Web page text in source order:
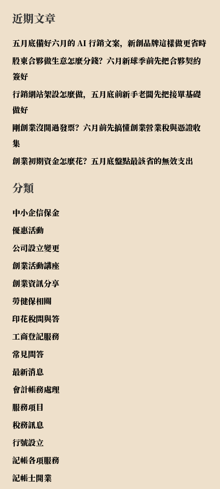
近期文章
五月底備好六月的 AI 行銷文案，新創品牌這樣做更省時
股東合夥做生意怎麼分錢？六月新球季前先把合夥契約
簽好
行銷網站架設怎麼做，五月底前新手老闆先把接單基礎
做好
剛創業沒開過發票？六月前先搞懂創業營業稅與憑證收
集
創業初期資金怎麼花？五月底盤點最該省的無效支出
分類
中小企信保金
優惠活動
公司設立變更
創業活動講座
創業資訊分享
勞健保相關
印花稅問與答
工商登記服務
常見問答
最新消息
會計帳務處理
服務項目
稅務訊息
行號設立
記帳各項服務
記帳士開業